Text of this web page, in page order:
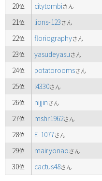
20位 citytombiさん
21位 lions-123さん
22位 floriographyさん
23位 yasudeyasuさん
24位 potatoroomsさん
25位 l4330さん
26位 nijjinさん
27位 mshr1962さん
28位 E-1077さん
29位 mairyonaoさん
30位 cactus48さん